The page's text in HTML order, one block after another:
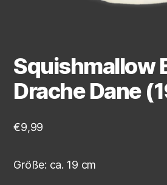
Squishmallow
Drache Dane
€9,99
Größe: ca. 19 cm